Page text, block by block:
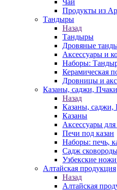
Чай
Продукты из
Тандыры
Назад
Тандыры
Дровяные
Аксессуары и
Наборы:
Керамическая
Дровницы и
Казаны, саджи, Пчаки
Назад
Казаны, саджи,
Казаны
Аксессуары для
Печи под казан
Наборы: печь,
Садж
Узбекские
Алтайская продукция
Назад
Алтайская